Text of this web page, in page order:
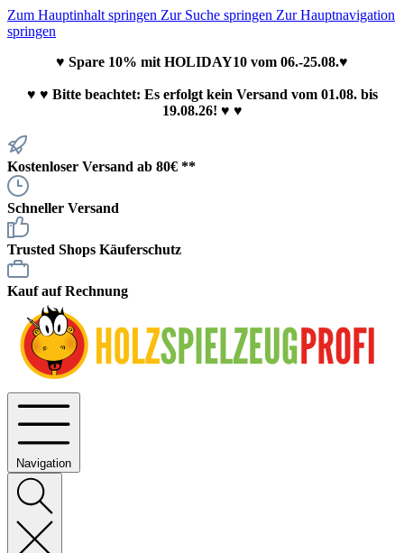
Zum Hauptinhalt springen Zur Suche springen Zur Hauptnavigation
springen
♥ Spare 10% mit HOLIDAY10 vom 06.-25.08.♥
♥ ♥ Bitte beachtet: Es erfolgt kein Versand vom 01.08. bis
19.08.26! ♥ ♥
Kostenloser Versand ab 80€ **
Schneller Versand
Trusted Shops Käuferschutz
Kauf auf Rechnung
Navigation